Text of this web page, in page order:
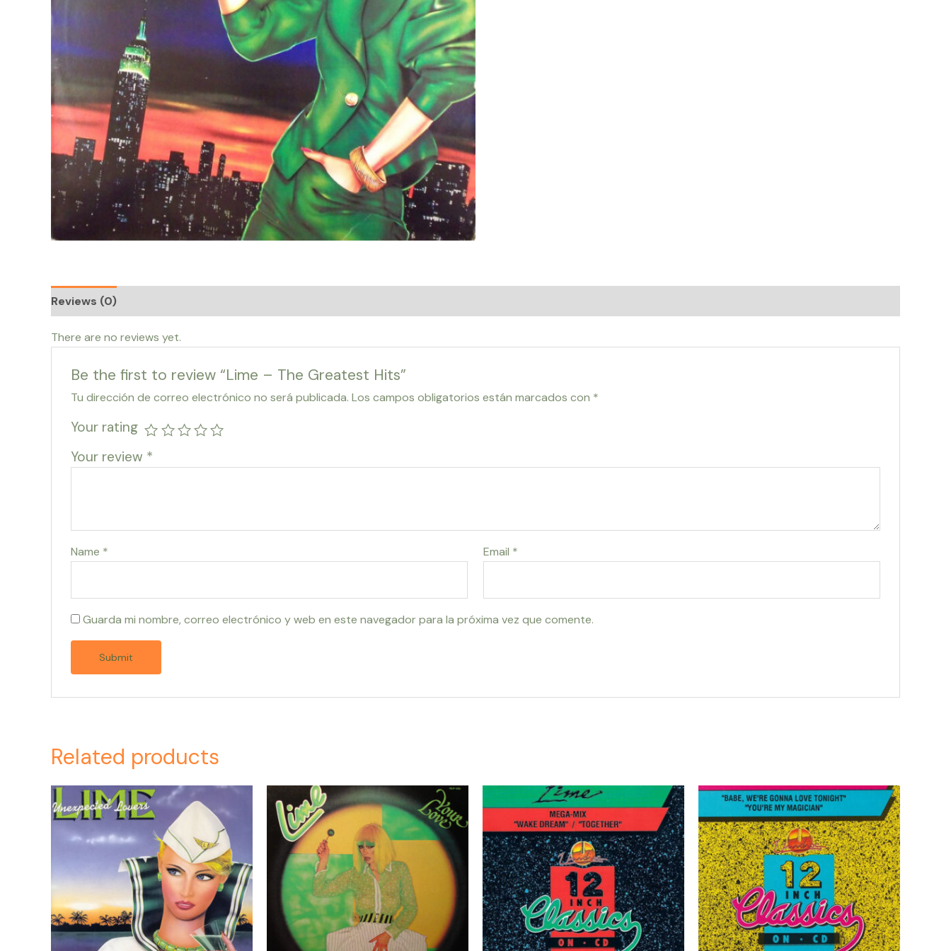
Reviews (0)
There are no reviews yet.
Be the first to review “Lime – The Greatest Hits”
Tu dirección de correo electrónico no será publicada. Los campos obligatorios están marcados con *
Your rating
Your review *
Name * Email *
Guarda mi nombre, correo electrónico y web en este navegador para la próxima vez que comente.
Related products